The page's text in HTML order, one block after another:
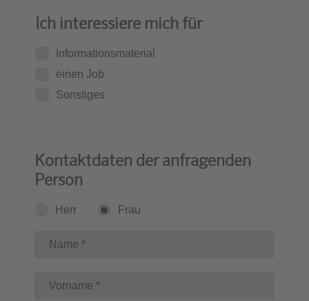
Ich interessiere mich für
Informationsmaterial
einen Job
Sonstiges
Kontaktdaten der anfragenden
Person
Herr Frau